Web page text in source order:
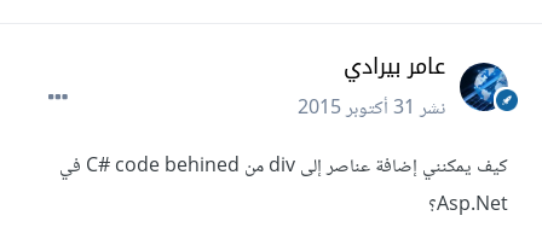
عامر بيرادي
نشر31 أكتوبر 2015
كيف يمكنني إضافة عناصر إلى div من C# code behined في
Asp.Net؟